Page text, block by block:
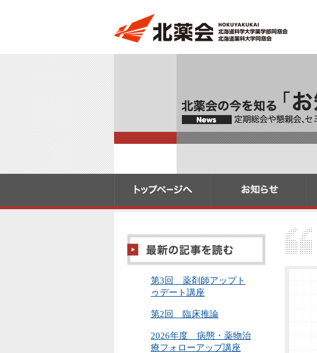
第3回 薬剤師アップト
ゥデート講座
第2回 臨床推論
2026年度 病態・薬物治
療フォローアップ講座